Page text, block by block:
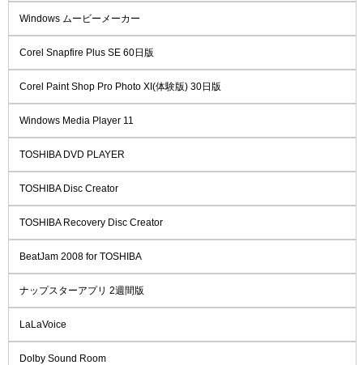
Windows ムービーメーカー
Corel Snapfire Plus SE 60日版
Corel Paint Shop Pro Photo XI(体験版) 30日版
Windows Media Player 11
TOSHIBA DVD PLAYER
TOSHIBA Disc Creator
TOSHIBA Recovery Disc Creator
BeatJam 2008 for TOSHIBA
ナップスターアプリ 2週間版
LaLaVoice
Dolby Sound Room